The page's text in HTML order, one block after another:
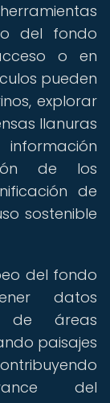
del fondo
o en
pueden
explorar
llanuras
de los
de
sostenible
del fondo
datos
de áreas
paisajes
del